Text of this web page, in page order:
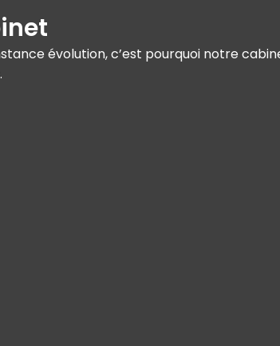
évolution, c’est pourquoi notre